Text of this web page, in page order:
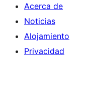
Acerca de
Noticias
Alojamiento
Privacidad